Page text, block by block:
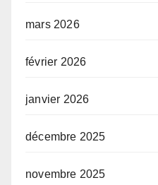
mars 2026
février 2026
janvier 2026
décembre 2025
novembre 2025